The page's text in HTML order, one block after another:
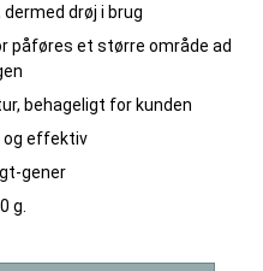
drøj i brug
påføres et større område ad
behageligt for kunden
og effektiv
gener
g.